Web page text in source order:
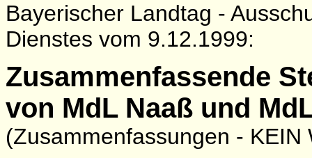
Bayerischer Landtag -
Dienstes vom 9.12.1999:
Zusammenfassende
von MdL Naaß und
(Zusammenfassungen - KEIN